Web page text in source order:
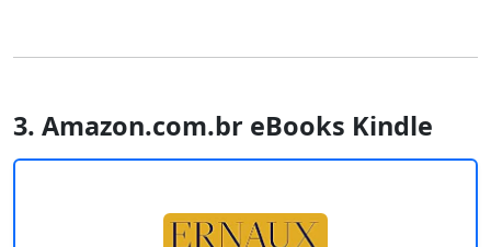
3. Amazon.com.br eBooks Kindle